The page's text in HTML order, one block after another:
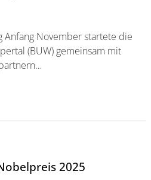
November startete die
(BUW) gemeinsam mit
2025